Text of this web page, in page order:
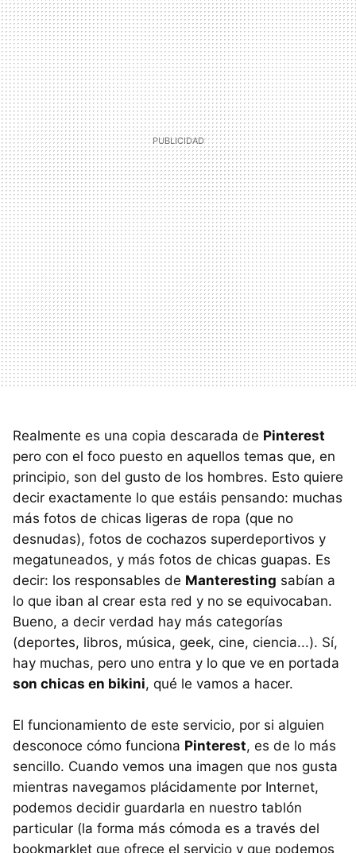
Realmente es una copia descarada de Pinterest
pero con el foco puesto en aquellos temas que, en
principio, son del gusto de los hombres. Esto quiere
decir exactamente lo que estáis pensando: muchas
más fotos de chicas ligeras de ropa (que no
desnudas), fotos de cochazos superdeportivos y
megatuneados, y más fotos de chicas guapas. Es
decir: los responsables de Manteresting sabían a
lo que iban al crear esta red y no se equivocaban.
Bueno, a decir verdad hay más categorías
(deportes, libros, música, geek, cine, ciencia...). Sí,
hay muchas, pero uno entra y lo que ve en portada
son chicas en bikini, qué le vamos a hacer.
El funcionamiento de este servicio, por si alguien
desconoce cómo funciona Pinterest, es de lo más
sencillo. Cuando vemos una imagen que nos gusta
mientras navegamos plácidamente por Internet,
podemos decidir guardarla en nuestro tablón
particular (la forma más cómoda es a través del
bookmarklet que ofrece el servicio y que podemos